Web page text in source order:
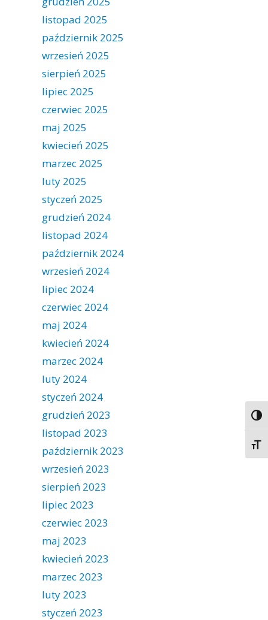
listopad 2025
październik 2025
wrzesień 2025
sierpień 2025
lipiec 2025
czerwiec 2025
maj 2025
kwiecień 2025
marzec 2025
luty 2025
styczeń 2025
grudzień 2024
listopad 2024
październik 2024
wrzesień 2024
lipiec 2024
czerwiec 2024
maj 2024
kwiecień 2024
marzec 2024
luty 2024
styczeń 2024
grudzień 2023
listopad 2023
październik 2023
wrzesień 2023
sierpień 2023
lipiec 2023
czerwiec 2023
maj 2023
kwiecień 2023
marzec 2023
luty 2023
styczeń 2023